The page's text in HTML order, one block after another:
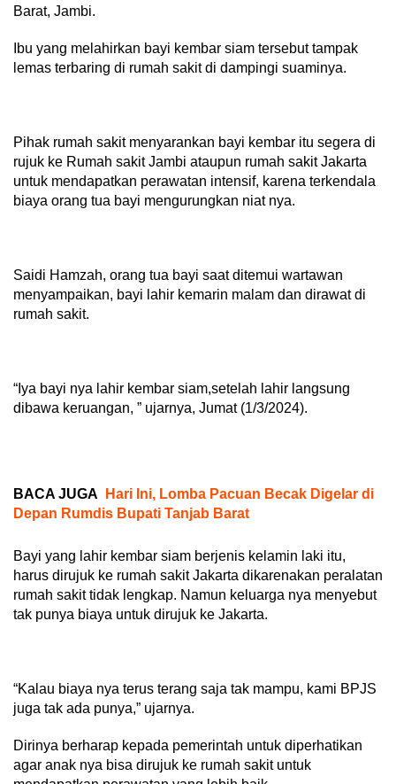
Barat, Jambi.
Ibu yang melahirkan bayi kembar siam tersebut tampak
lemas terbaring di rumah sakit di dampingi suaminya.
Pihak rumah sakit menyarankan bayi kembar itu segera di
rujuk ke Rumah sakit Jambi ataupun rumah sakit Jakarta
untuk mendapatkan perawatan intensif, karena terkendala
biaya orang tua bayi mengurungkan niat nya.
Saidi Hamzah, orang tua bayi saat ditemui wartawan
menyampaikan, bayi lahir kemarin malam dan dirawat di
rumah sakit.
“Iya bayi nya lahir kembar siam,setelah lahir langsung
dibawa keruangan, ” ujarnya, Jumat (1/3/2024).
BACA JUGA
Hari Ini, Lomba Pacuan Becak Digelar di
Depan Rumdis Bupati Tanjab Barat
Bayi yang lahir kembar siam berjenis kelamin laki itu,
harus dirujuk ke rumah sakit Jakarta dikarenakan peralatan
rumah sakit tidak lengkap. Namun keluarga nya menyebut
tak punya biaya untuk dirujuk ke Jakarta.
“Kalau biaya nya terus terang saja tak mampu, kami BPJS
juga tak ada punya,” ujarnya.
Dirinya berharap kepada pemerintah untuk diperhatikan
agar anak nya bisa dirujuk ke rumah sakit untuk